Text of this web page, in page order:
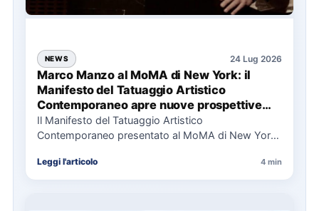
NEWS 24 Lug 2026
Marco Manzo al MoMA di New York: il
Manifesto del Tatuaggio Artistico
Contemporaneo apre nuove prospettive
per il collezionismo
Il Manifesto del Tatuaggio Artistico
Contemporaneo presentato al MoMA di New York
Leggi l'articolo 4 min